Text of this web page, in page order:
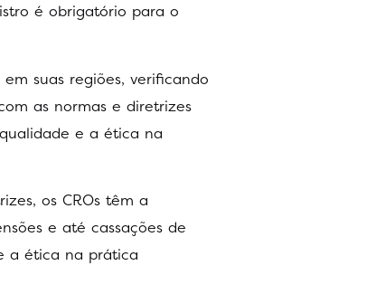
é obrigatório para o
suas regiões, verificando
as normas e diretrizes
e a ética na
os CROs têm a
e até cassações de
a ética na prática